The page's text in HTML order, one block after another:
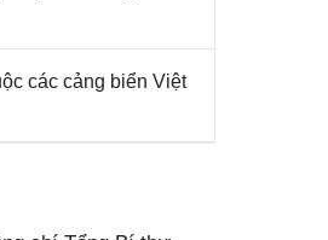
các cảng biển Việt